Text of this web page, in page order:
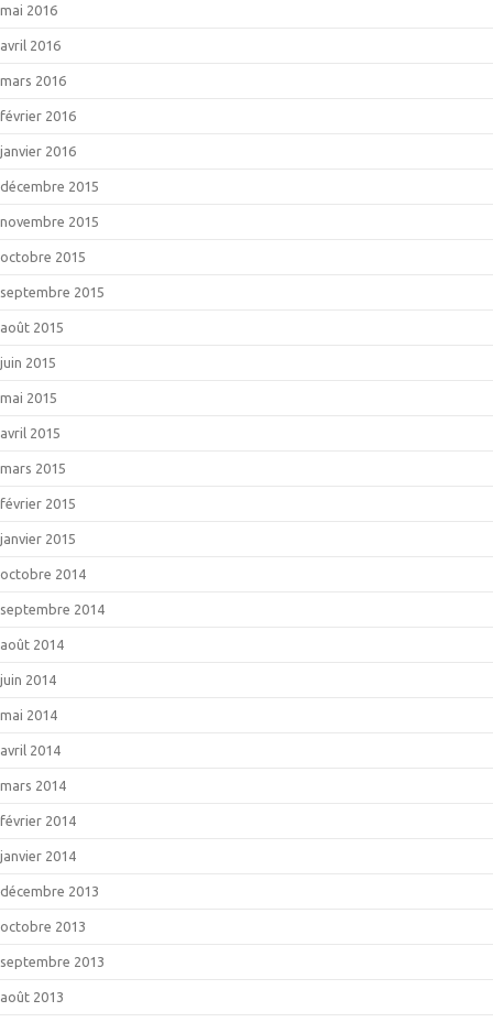
mai 2016
avril 2016
mars 2016
février 2016
janvier 2016
décembre 2015
novembre 2015
octobre 2015
septembre 2015
août 2015
juin 2015
mai 2015
avril 2015
mars 2015
février 2015
janvier 2015
octobre 2014
septembre 2014
août 2014
juin 2014
mai 2014
avril 2014
mars 2014
février 2014
janvier 2014
décembre 2013
octobre 2013
septembre 2013
août 2013